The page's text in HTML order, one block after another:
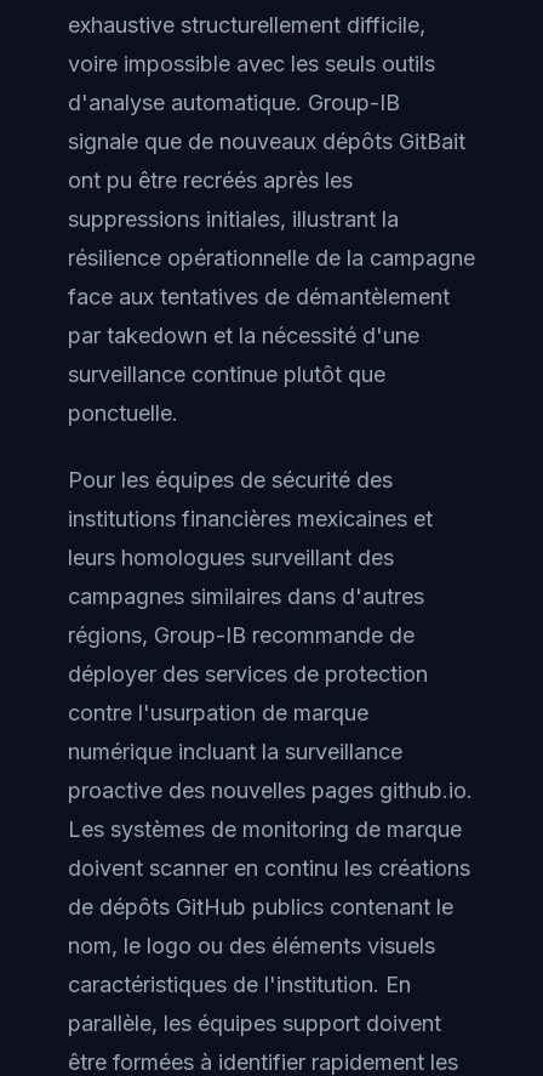
exhaustive structurellement difficile,
voire impossible avec les seuls outils
d'analyse automatique. Group-IB
signale que de nouveaux dépôts GitBait
ont pu être recréés après les
suppressions initiales, illustrant la
résilience opérationnelle de la campagne
face aux tentatives de démantèlement
par takedown et la nécessité d'une
surveillance continue plutôt que
ponctuelle.
Pour les équipes de sécurité des
institutions financières mexicaines et
leurs homologues surveillant des
campagnes similaires dans d'autres
régions, Group-IB recommande de
déployer des services de protection
contre l'usurpation de marque
numérique incluant la surveillance
proactive des nouvelles pages github.io.
Les systèmes de monitoring de marque
doivent scanner en continu les créations
de dépôts GitHub publics contenant le
nom, le logo ou des éléments visuels
caractéristiques de l'institution. En
parallèle, les équipes support doivent
être formées à identifier rapidement les